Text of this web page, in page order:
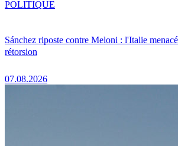
Sánchez riposte contre Meloni : l'Italie
rétorsion
07.08.2026
POLITIQUE